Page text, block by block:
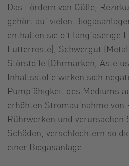
Das Fördern von Gülle,
gehört auf vielen
enthalten sie oft langfaserige
Futterreste), Schwergut
Störstoffe (Ohrmarken, Äste
Inhaltsstoffe wirken sich
Pumpfähigkeit des Mediums
erhöhten Stromaufnahme von
Rührwerken und verursachen
Schäden, verschlechtern so
einer Biogasanlage.